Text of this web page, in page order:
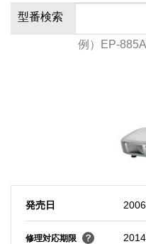
型番検索
例）EP-
発売日
修理対応期限